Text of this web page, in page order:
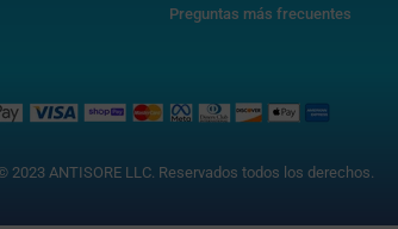
Preguntas más frecuentes
2023 ANTISORE LLC. Reservados todos los derechos.